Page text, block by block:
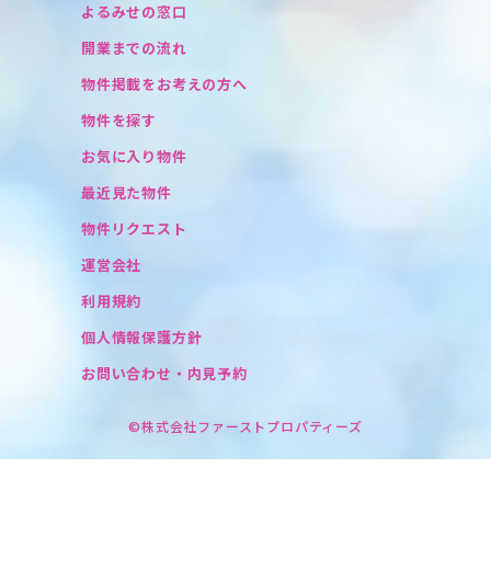
よるみせの窓口
開業までの流れ
物件掲載をお考えの方へ
物件を探す
お気に入り物件
最近見た物件
物件リクエスト
運営会社
利用規約
個人情報保護方針
お問い合わせ・内見予約
©株式会社ファーストプロパティーズ